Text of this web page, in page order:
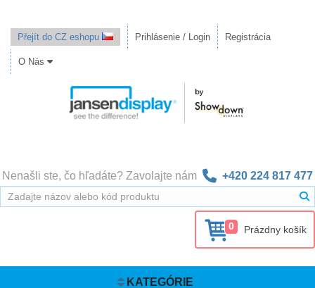
Přejít do CZ eshopu Prihlásenie / Login Registrácia
O Nás
Nenašli ste, čo hľadáte? Zavolajte nám +420 224 817 477
0 Prázdny košík
KATEGÓRIE